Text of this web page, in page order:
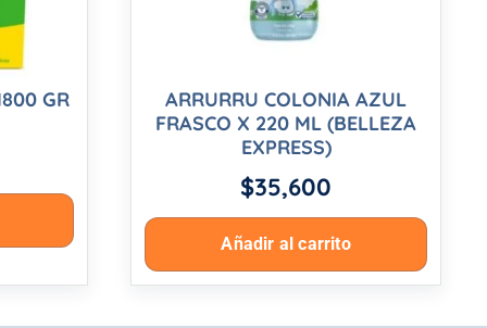
GR
ARRURRU COLONIA AZUL
FRASCO X 220 ML (BELLEZA
EXPRESS)
$35,600
Añadir al carrito